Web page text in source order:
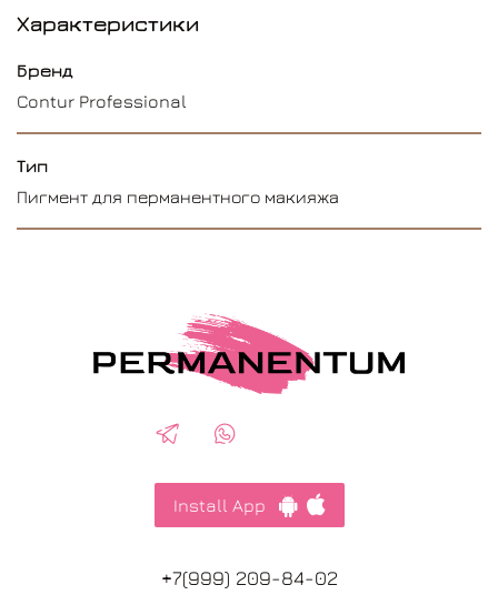
Характеристики
Бренд
Contur Professional
Тип
Пигмент для перманентного макияжа
Install App
+7(999) 209-84-02